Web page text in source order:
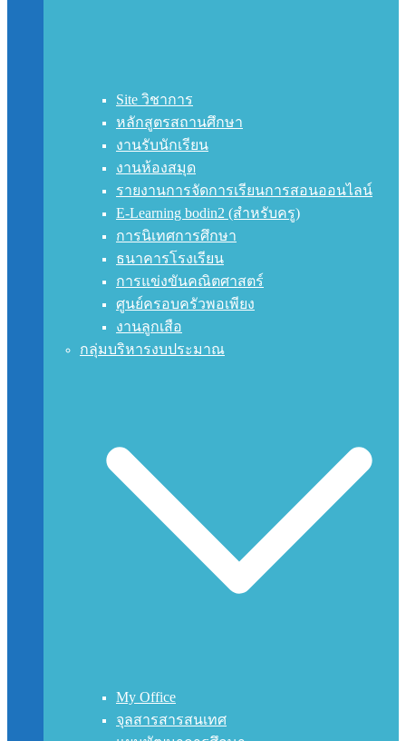
Site วิชาการ
หลักสูตรสถานศึกษา
งานรับนักเรียน
งานห้องสมุด
รายงานการจัดการเรียนการสอนออนไลน์
E-Learning bodin2 (สำหรับครู)
การนิเทศการศึกษา
ธนาคารโรงเรียน
การแข่งขันคณิตศาสตร์
ศูนย์ครอบครัวพอเพียง
งานลูกเสือ
กลุ่มบริหารงบประมาณ
My Office
จุลสารสารสนเทศ